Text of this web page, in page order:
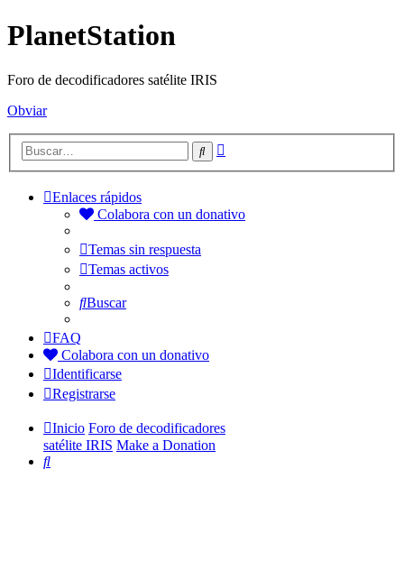
PlanetStation
Foro de decodificadores satélite IRIS
Obviar
Buscar
Enlaces rápidos
Colabora con un donativo
Temas sin respuesta
Temas activos
Buscar
FAQ
Colabora con un donativo
Identificarse
Registrarse
Inicio Foro de decodificadores
satélite IRIS Make a Donation
Buscar